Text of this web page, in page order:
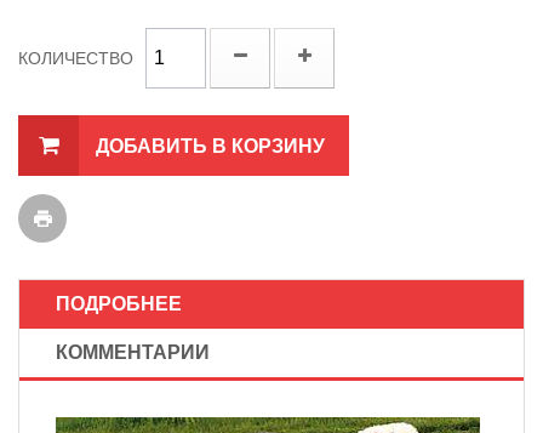
КОЛИЧЕСТВО
ДОБАВИТЬ В КОРЗИНУ
ПОДРОБНЕЕ
КОММЕНТАРИИ